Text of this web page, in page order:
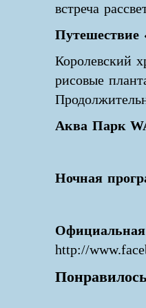
встреча
Королевский
рисовые
Аква Парк
Ночная
Официальная
http://